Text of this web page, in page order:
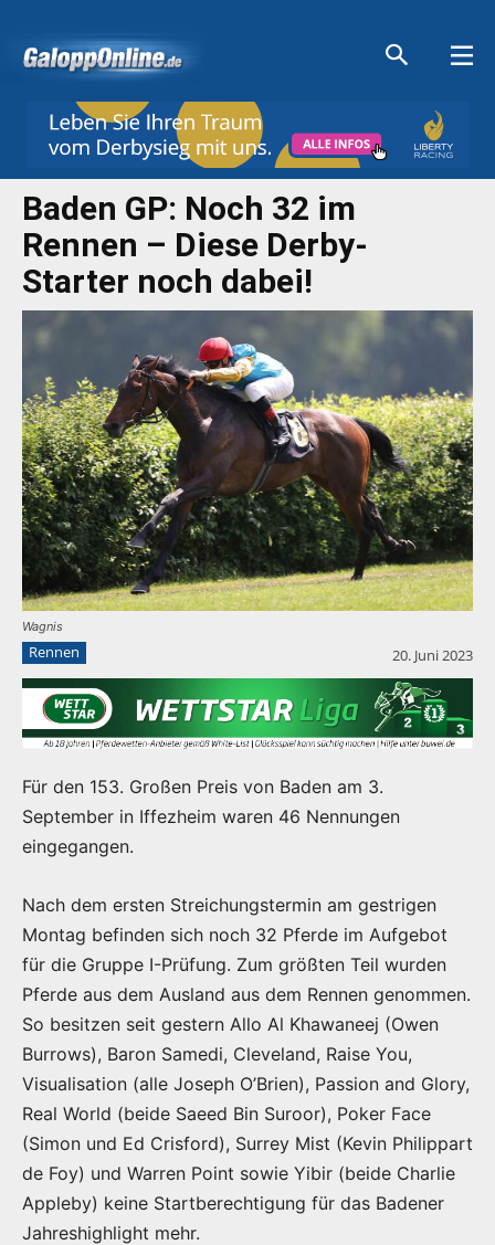
Baden GP: Noch 32 im
Rennen – Diese Derby-
Starter noch dabei!
Wagnis
Rennen 20. Juni 2023
Für den 153. Großen Preis von Baden am 3.
September in Iffezheim waren 46 Nennungen
eingegangen.
Nach dem ersten Streichungstermin am gestrigen
Montag befinden sich noch 32 Pferde im Aufgebot
für die Gruppe I-Prüfung. Zum größten Teil wurden
Pferde aus dem Ausland aus dem Rennen genommen.
So besitzen seit gestern Allo Al Khawaneej (Owen
Burrows), Baron Samedi, Cleveland, Raise You,
Visualisation (alle Joseph O’Brien), Passion and Glory,
Real World (beide Saeed Bin Suroor), Poker Face
(Simon und Ed Crisford), Surrey Mist (Kevin Philippart
de Foy) und Warren Point sowie Yibir (beide Charlie
Appleby) keine Startberechtigung für das Badener
Jahreshighlight mehr.